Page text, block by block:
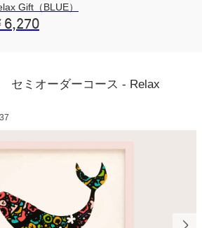
Gift（BLUE）
6,270
セミオーダーコース - Relax